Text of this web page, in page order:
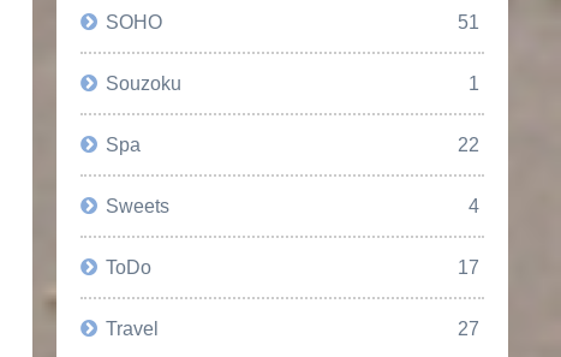
SOHO 51
Souzoku 1
Spa 22
Sweets 4
ToDo 17
Travel 27